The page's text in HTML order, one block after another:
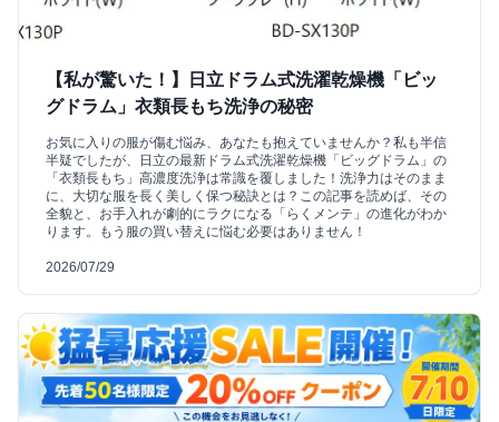
【私が驚いた！】日立ドラム式洗濯乾燥機「ビッ
グドラム」衣類長もち洗浄の秘密
お気に入りの服が傷む悩み、あなたも抱えていませんか？私も半信
半疑でしたが、日立の最新ドラム式洗濯乾燥機「ビッグドラム」の
「衣類長もち」高濃度洗浄は常識を覆しました！洗浄力はそのまま
に、大切な服を長く美しく保つ秘訣とは？この記事を読めば、その
全貌と、お手入れが劇的にラクになる「らくメンテ」の進化がわか
ります。もう服の買い替えに悩む必要はありません！
2026/07/29